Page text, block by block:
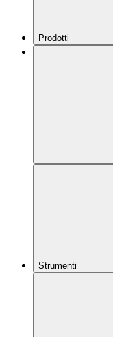
Prodotti
Strumenti